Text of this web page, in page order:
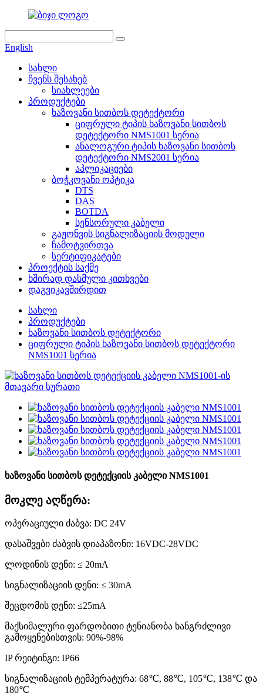
English
სახლი
ჩვენს შესახებ
სიახლეები
პროდუქტები
ხაზოვანი სითბოს დეტექტორი
ციფრული ტიპის ხაზოვანი სითბოს
დეტექტორი NMS1001 სერია
ანალოგური ტიპის ხაზოვანი სითბოს
დეტექტორი NMS2001 სერია
აპლიკაციები
ბოჭკოვანი ოპტიკა
DTS
DAS
BOTDA
სენსორული კაბელი
გაჟონვის სიგნალიზაციის მოდული
ჩამოტვირთვა
სერტიფიკატები
პროექტის საქმე
ხშირად დასმული კითხვები
დაგვიკავშირდით
სახლი
პროდუქტები
ხაზოვანი სითბოს დეტექტორი
ციფრული ტიპის ხაზოვანი სითბოს დეტექტორი
NMS1001 სერია
ხაზოვანი სითბოს დეტექციის კაბელი NMS1001
მოკლე აღწერა:
ოპერაციული ძაბვა: DC 24V
დასაშვები ძაბვის დიაპაზონი: 16VDC-28VDC
ლოდინის დენი: ≤ 20mA
სიგნალიზაციის დენი: ≤ 30mA
შეცდომის დენი: ≤25mA
მაქსიმალური ფარდობითი ტენიანობა ხანგრძლივი
გამოყენებისთვის: 90%-98%
IP რეიტინგი: IP66
სიგნალიზაციის ტემპერატურა: 68℃, 88℃, 105℃, 138℃ და
180℃